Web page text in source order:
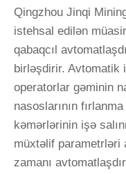
Qingzhou Jinqi
istehsal edilən
qabaqcıl
birləşdirir. Avtomatik
operatorlar gəminin
nasoslarının
kəmərlərinin işə
müxtəlif parametrləri
zamanı